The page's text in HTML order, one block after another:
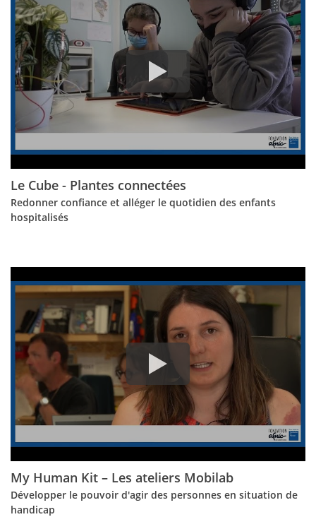
Le Cube - Plantes connectées
Redonner confiance et alléger le quotidien des enfants
hospitalisés
My Human Kit – Les ateliers Mobilab
Développer le pouvoir d'agir des personnes en situation de
handicap